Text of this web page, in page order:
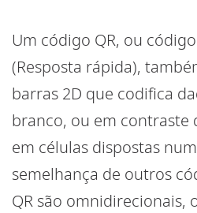
Um código QR, ou código
(Resposta rápida),
barras 2D que codifica
branco, ou em contraste
em células dispostas
semelhança de outros
QR são omnidirecionais,